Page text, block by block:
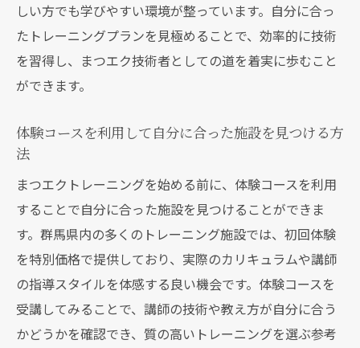
しい方でも学びやすい環境が整っています。自分に合っ
たトレーニングプランを見極めることで、効率的に技術
を習得し、まつエク技術者としての道を着実に歩むこと
ができます。
体験コースを利用して自分に合った施設を見つける方
法
まつエクトレーニングを始める前に、体験コースを利用
することで自分に合った施設を見つけることができま
す。群馬県内の多くのトレーニング施設では、初回体験
を特別価格で提供しており、実際のカリキュラムや講師
の指導スタイルを体感する良い機会です。体験コースを
受講してみることで、講師の技術や教え方が自分に合う
かどうかを確認でき、質の高いトレーニングを選ぶ参考